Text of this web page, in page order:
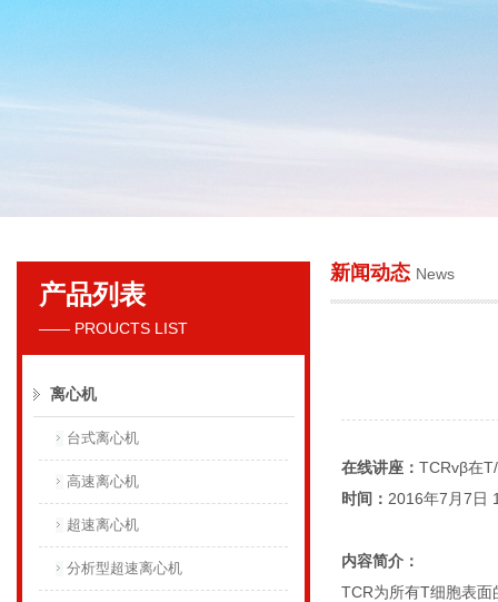
贝克曼库尔特国际贸易（上海）有限公司
产品列表
—— PROUCTS LIST
离心机
台式离心机
高速离心机
超速离心机
分析型超速离心机
新闻动态 News
在线讲座： TCRvβ在
时间： 2016年7月7日
内容简介：
TCR为所有T细胞表